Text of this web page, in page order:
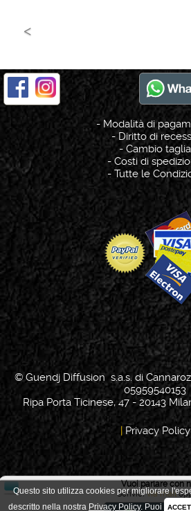
Questo sito utilizza cookies per migliorare
descritto nella nostra Privacy Policy. Puoi
Vuoi parlare con
Scrivicivia mail
- Modalità di
-Diritto di
- Cambio taglia
-Costi di
-Tutte le
© Guendj Diffusion s.a.s. di
05959540153
Ripa Porta Ticinese, 47 - 20143
| Privacy Policy
Scelta Cookie